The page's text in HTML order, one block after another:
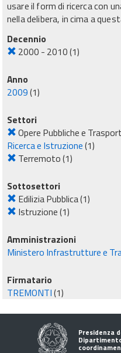
usare il form di ricerca con
nella delibera, in cima a
Decennio
2000 - 2010(1)
Anno
2009(1)
Settori
Opere Pubbliche e
Ricerca e Istruzione(1)
Terremoto(1)
Sottosettori
Edilizia Pubblica(1)
Istruzione(1)
Amministrazioni
Ministero Infrastrutture e
Firmatario
TREMONTI(1)
Presidenza